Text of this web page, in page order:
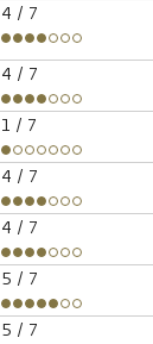
4 / 7
4 / 7
1 / 7
4 / 7
4 / 7
5 / 7
5 / 7